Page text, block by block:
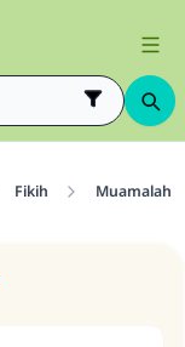
Fikih Muamalah